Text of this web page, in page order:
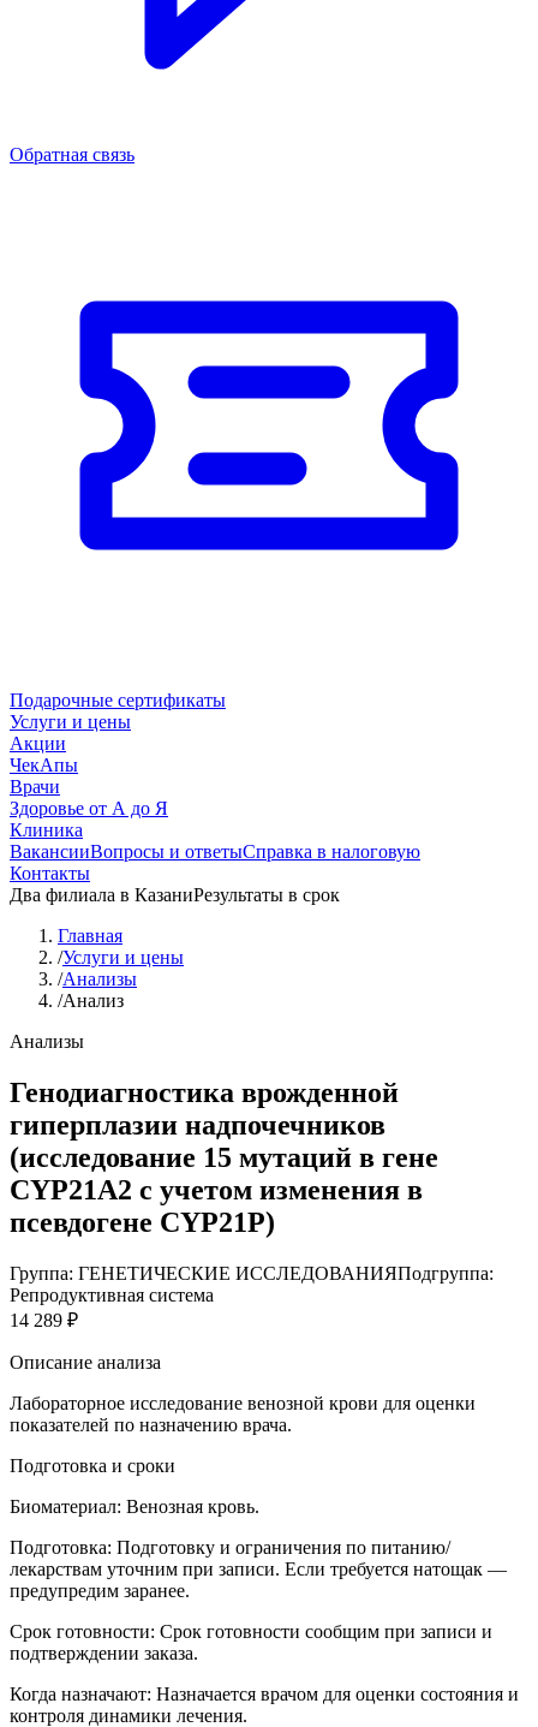
Обратная связь
Подарочные сертификаты
Услуги и цены
Акции
ЧекАпы
Врачи
Здоровье от А до Я
Клиника
ВакансииВопросы и ответыСправка в налоговую
Контакты
Два филиала в КазаниРезультаты в срок
Главная
/Услуги и цены
/Анализы
/Анализ
Анализы
Генодиагностика врожденной
гиперплазии надпочечников
(исследование 15 мутаций в гене
CYP21A2 с учетом изменения в
псевдогене CYP21P)
Группа: ГЕНЕТИЧЕСКИЕ ИССЛЕДОВАНИЯПодгруппа:
Репродуктивная система
14 289 ₽
Описание анализа
Лабораторное исследование венозной крови для оценки
показателей по назначению врача.
Подготовка и сроки
Биоматериал: Венозная кровь.
Подготовка: Подготовку и ограничения по питанию/
лекарствам уточним при записи. Если требуется натощак —
предупредим заранее.
Срок готовности: Срок готовности сообщим при записи и
подтверждении заказа.
Когда назначают: Назначается врачом для оценки состояния и
контроля динамики лечения.